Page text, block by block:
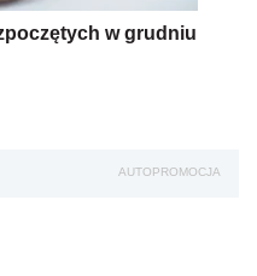
w grudniu
AUTOPROMOCJA